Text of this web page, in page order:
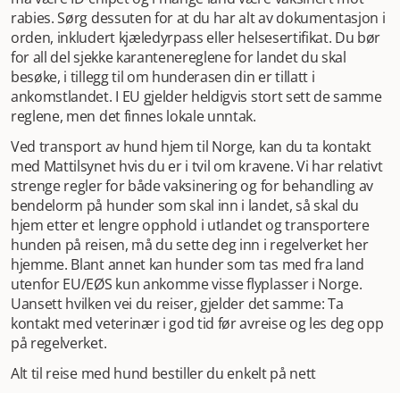
rabies. Sørg dessuten for at du har alt av dokumentasjon i
orden, inkludert kjæledyrpass eller helsesertifikat. Du bør
for all del sjekke karantenereglene for landet du skal
besøke, i tillegg til om hunderasen din er tillatt i
ankomstlandet. I EU gjelder heldigvis stort sett de samme
reglene, men det finnes lokale unntak.
Ved transport av hund hjem til Norge, kan du ta kontakt
med Mattilsynet hvis du er i tvil om kravene. Vi har relativt
strenge regler for både vaksinering og for behandling av
bendelorm på hunder som skal inn i landet, så skal du
hjem etter et lengre opphold i utlandet og transportere
hunden på reisen, må du sette deg inn i regelverket her
hjemme. Blant annet kan hunder som tas med fra land
utenfor EU/EØS kun ankomme visse flyplasser i Norge.
Uansett hvilken vei du reiser, gjelder det samme: Ta
kontakt med veterinær i god tid før avreise og les deg opp
på regelverket.
Alt til reise med hund bestiller du enkelt på nett